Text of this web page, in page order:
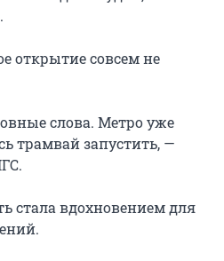
открытие совсем не
слова. Метро уже
трамвай запустить, —
стала вдохновением для